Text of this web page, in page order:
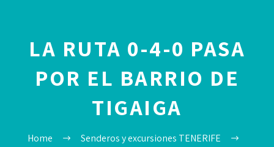
LA RUTA 0-4-0 PASA
POR EL BARRIO DE
TIGAIGA
Home
Senderos y excursiones TENERIFE